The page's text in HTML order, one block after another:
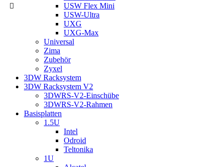
USW Flex Mini
USW-Ultra
UXG
UXG-Max
Universal
Zima
Zubehör
Zyxel
3DW Racksystem
3DW Racksystem V2
3DWRS-V2-Einschübe
3DWRS-V2-Rahmen
Basisplatten
1.5U
Intel
Odroid
Teltonika
1U